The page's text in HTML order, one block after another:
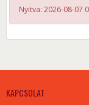
Nyitva: 2026-08-07
KAPCSOLAT